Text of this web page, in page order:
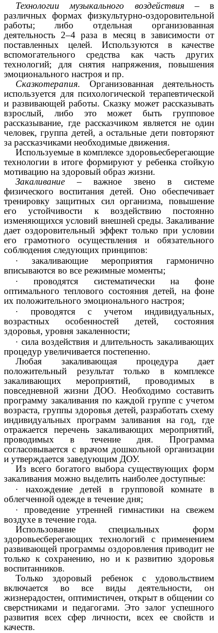
Технологии музыкального воздействия – в
различных формах физкультурно-оздоровительной
работы; либо отдельная организованная
деятельность 2–4 раза в месяц в зависимости от
поставленных целей. Используются в качестве
вспомогательного средства как часть других
технологий; для снятия напряжения, повышения
эмоционального настроя и пр.
Сказкотерапия. Организованная деятельность
используется для психологической терапевтической
и развивающей работы. Сказку может рассказывать
взрослый, либо это может быть групповое
рассказывание, где рассказчиком является не один
человек, группа детей, а остальные дети повторяют
за рассказчиками необходимые движения.
Используемые в комплексе здоровьесберегающие
технологии в итоге формируют у ребенка стойкую
мотивацию на здоровый образ жизни.
Закаливание – важное звено в системе
физического воспитания детей. Оно обеспечивает
тренировку защитных сил организма, повышение
его устойчивости к воздействию постоянно
изменяющихся условий внешней среды. Закаливание
дает оздоровительный эффект только при условии
его грамотного осуществления и обязательного
соблюдения следующих принципов:
∙ закаливающие мероприятия гармонично
вписываются во все режимные моменты;
∙ проводятся систематически на фоне
оптимального теплового состояния детей, на фоне
их положительного эмоционального настроя;
∙ проводятся с учетом индивидуальных,
возрастных особенностей детей, состояния
здоровья, уровня закаленности;
∙ сила воздействия и длительность закаливающих
процедур увеличивается постепенно.
Любая закаливающая процедура дает
положительный результат только в комплексе
закаливающих мероприятий, проводимых в
повседневной жизни ДОО. Необходимо составить
программу закаливания по каждой группе с учетом
возраста, группы здоровья детей, разработать схему
индивидуальных программ заливания на год, где
отражается перечень закаливающих мероприятий,
проводимых в течение дня. Программа
согласовывается с врачом дошкольной организации
и утверждается заведующим ДОУ.
Из всего богатого выбора существующих форм
закаливания можно выделить наиболее доступные:
∙ нахождение детей в групповой комнате в
облегченной одежде в течение дня;
∙ проведение утренней гимнастики на свежем
воздухе в течение года.
Использование специальных форм
здоровьесберегающих технологий с применением
развивающей программы оздоровления приводит не
только к сохранению, но и к развитию здоровья
воспитанников.
Только здоровый ребенок с удовольствием
включается во все виды деятельности, он
жизнерадостен, оптимистичен, открыт в общении со
сверстниками и педагогами. Это залог успешного
развития всех сфер личности, всех ее свойств и
качеств.